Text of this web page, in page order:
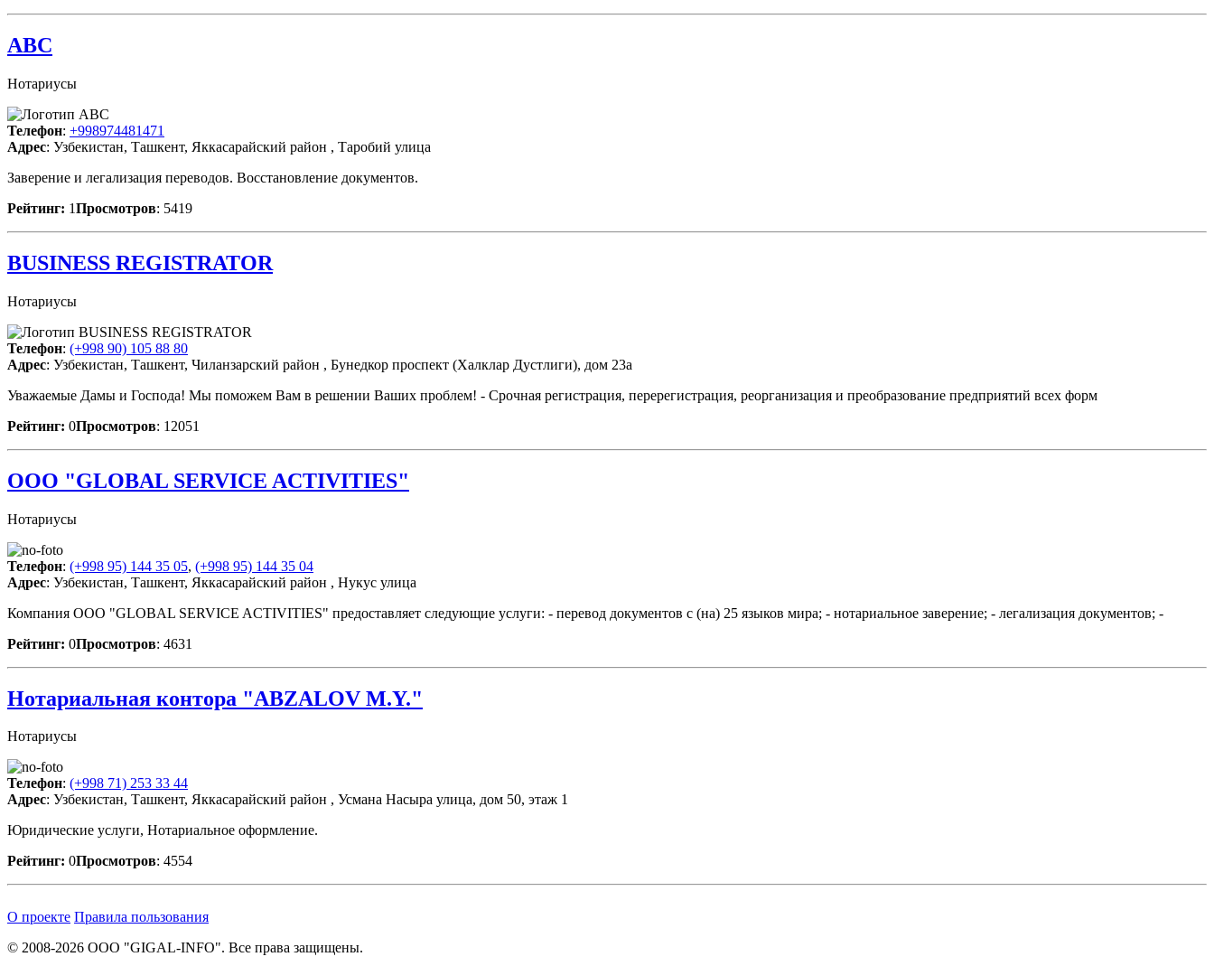
ABC
Нотариусы
Телефон: +998974481471
Адрес: Узбекистан, Ташкент, Яккасарайский район , Таробий улица
Заверение и легализация переводов. Восстановление документов.
Рейтинг: 1Просмотров: 5419
BUSINESS REGISTRATOR
Нотариусы
Телефон: (+998 90) 105 88 80
Адрес: Узбекистан, Ташкент, Чиланзарский район , Бунедкор проспект (Халклар Дустлиги), дом 23а
Уважаемые Дамы и Господа! Мы поможем Вам в решении Ваших проблем! - Срочная регистрация, перерегистрация, реорганизация и преобразование предприятий всех форм
Рейтинг: 0Просмотров: 12051
OOO "GLOBAL SERVICE ACTIVITIES"
Нотариусы
Телефон: (+998 95) 144 35 05, (+998 95) 144 35 04
Адрес: Узбекистан, Ташкент, Яккасарайский район , Нукус улица
Компания ООО "GLOBAL SERVICE ACTIVITIES" предоставляет следующие услуги: - перевод документов с (на) 25 языков мира; - нотариальное заверение; - легализация документов; -
Рейтинг: 0Просмотров: 4631
Нотариальная контора "ABZALOV M.Y."
Нотариусы
Телефон: (+998 71) 253 33 44
Адрес: Узбекистан, Ташкент, Яккасарайский район , Усмана Насыра улица, дом 50, этаж 1
Юридические услуги, Нотариальное оформление.
Рейтинг: 0Просмотров: 4554
О проекте Правила пользования
© 2008-2026 ООО "GIGAL-INFO". Все права защищены.